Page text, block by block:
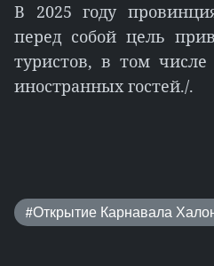
В 2025 году
перед собой цель
туристов, в том
иностранных гостей./.
#Открытие Карнавала